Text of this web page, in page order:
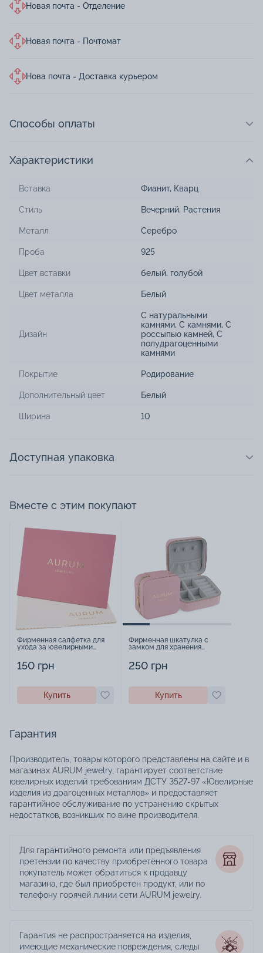
Новая почта - Отделение
Новая почта - Почтомат
Нова почта - Доставка курьером
Способы оплаты
Характеристики
Вставка Фианит, Кварц
Стиль Вечерний, Растения
Металл Серебро
Проба 925
Цвет вставки белый, голубой
Цвет металла Белый
Дизайн
С натуральными
камнями, С камнями, С
россыпью камней, С
полудрагоценными
камнями
Покрытие Родирование
Дополнительный цвет Белый
Ширина 10
Доступная упаковка
Вместе с этим покупают
Фирменная салфетка для
ухода за ювелирными
150 грн
Купить
Фирменная шкатулка с
замком для хранения
250 грн
Купить
Гарантия
Производитель, товары которого представлены на сайте и в
магазинах AURUM jewelry, гарантирует соответствие
ювелирных изделий требованиям ДСТУ 3527-97 «Ювелирные
изделия из драгоценных металлов» и предоставляет
гарантийное обслуживание по устранению скрытых
недостатков, возникших по вине производителя.
Для гарантийного ремонта или предъявления
претензии по качеству приобретённого товара
покупатель может обратиться к продавцу
магазина, где был приобретён продукт, или по
телефону горячей линии сети AURUM jewelry.
Гарантия не распространяется на изделия,
имеющие механические повреждения, следы